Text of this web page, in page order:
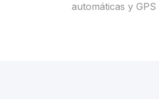
automáticas y